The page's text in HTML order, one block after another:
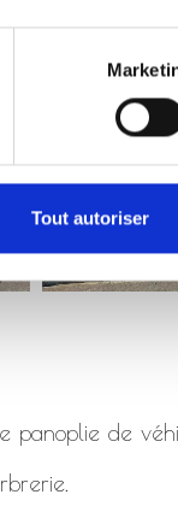
Tout autoriser
panoplie de